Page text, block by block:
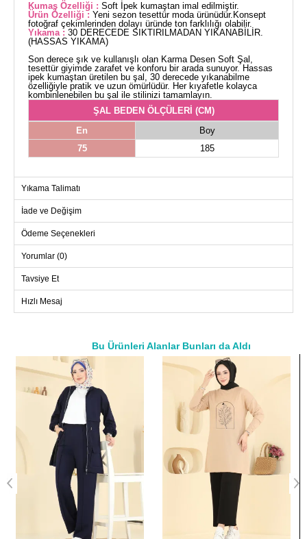
Kumaş Özelliği : Soft İpek kumaştan imal edilmiştir.
Ürün Özelliği : Yeni sezon tesettür moda ürünüdür.Konsept
fotoğraf çekimlerinden dolayı üründe ton farklılığı olabilir.
Yıkama : 30 DERECEDE SIKTIRILMADAN YIKANABİLİR.
(HASSAS YIKAMA)
Son derece şık ve kullanışlı olan Karma Desen Soft Şal,
tesettür giyimde zarafet ve konforu bir arada sunuyor. Hassas
ipek kumaştan üretilen bu şal, 30 derecede yıkanabilme
özelliğiyle pratik ve uzun ömürlüdür. Her kıyafetle kolayca
kombinlenebilen bu şal ile stilinizi tamamlayın.
ŞAL BEDEN ÖLÇÜLERİ (CM)
En
Boy
75
185
Yıkama Talimatı
İade ve Değişim
Ödeme Seçenekleri
Yorumlar (0)
Tavsiye Et
Hızlı Mesaj
Bu Ürünleri Alanlar Bunları da Aldı
a>